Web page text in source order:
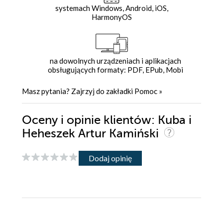
systemach Windows, Android, iOS,
HarmonyOS
na dowolnych urządzeniach i aplikacjach
obsługujących formaty: PDF, EPub, Mobi
Masz pytania? Zajrzyj do zakładki Pomoc »
Oceny i opinie klientów: Kuba i
Heheszek Artur Kamiński
Dodaj opinię